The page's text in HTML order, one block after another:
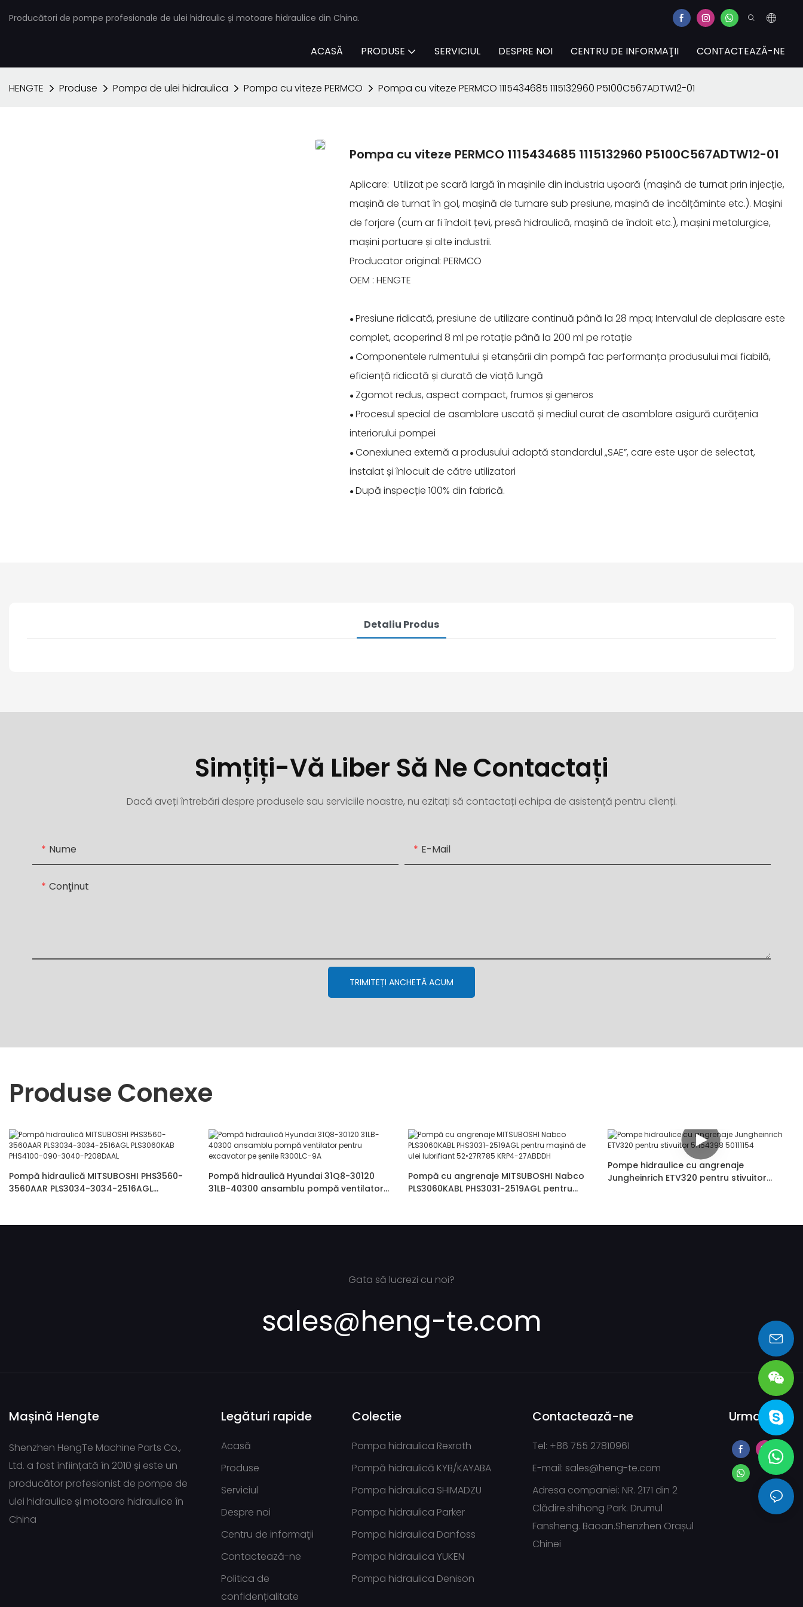
Producători de pompe profesionale de ulei hidraulic și motoare hidraulice din China.
ACASĂ PRODUSE SERVICIUL DESPRE NOI CENTRU DE INFORMAŢII CONTACTEAZĂ-NE
HENGTE Produse Pompa de ulei hidraulica Pompa cu viteze PERMCO Pompa cu viteze PERMCO 1115434685 1115132960 P5100C567ADTW12-01
Pompa cu viteze PERMCO 1115434685 1115132960 P5100C567ADTW12-01
Aplicare: Utilizat pe scară largă în mașinile din industria ușoară (mașină de turnat prin injecție,
mașină de turnat în gol, mașină de turnare sub presiune, mașină de încălțăminte etc.). Mașini
de forjare (cum ar fi îndoit țevi, presă hidraulică, mașină de îndoit etc.), mașini metalurgice,
mașini portuare și alte industrii.
Producator original: PERMCO
OEM : HENGTE
●Presiune ridicată, presiune de utilizare continuă până la 28 mpa; Intervalul de deplasare este
complet, acoperind 8 ml pe rotație până la 200 ml pe rotație
●Componentele rulmentului și etanșării din pompă fac performanța produsului mai fiabilă,
eficiență ridicată și durată de viață lungă
● Zgomot redus, aspect compact, frumos și generos
●Procesul special de asamblare uscată și mediul curat de asamblare asigură curățenia
interiorului pompei
●Conexiunea externă a produsului adoptă standardul „SAE”, care este ușor de selectat,
instalat și înlocuit de către utilizatori
●După inspecție 100% din fabrică.
Detaliu Produs
Simțiți-Vă Liber Să Ne Contactați
Dacă aveți întrebări despre produsele sau serviciile noastre, nu ezitați să contactați echipa de asistență pentru clienți.
Nume E-Mail
Conţinut
TRIMITEȚI ANCHETĂ ACUM
Produse Conexe
Pompă hidraulică MITSUBOSHI PHS3560-
3560AAR PLS3034-3034-2516AGL
Pompă hidraulică Hyundai 31Q8-30120
31LB-40300 ansamblu pompă ventilator
Pompă cu angrenaje MITSUBOSHI Nabco
PLS3060KABL PHS3031-2519AGL pentru
Pompe hidraulice cu angrenaje
Jungheinrich ETV320 pentru stivuitor
Gata să lucrezi cu noi?
sales@heng-te.com
Mașină Hengte
Shenzhen HengTe Machine Parts Co.,
Ltd. a fost înființată în 2010 și este un
producător profesionist de pompe de
ulei hidraulice și motoare hidraulice în
China
Legături rapide
Acasă
Produse
Serviciul
Despre noi
Centru de informaţii
Contactează-ne
Politica de
confidențialitate
Colectie
Pompa hidraulica Rexroth
Pompă hidraulică KYB/KAYABA
Pompa hidraulica SHIMADZU
Pompa hidraulica Parker
Pompa hidraulica Danfoss
Pompa hidraulica YUKEN
Pompa hidraulica Denison
Contactează-ne
Tel: +86 755 27810961
E-mail: sales@heng-te.com
Adresa companiei: NR. 2171 din 2
Clădire.shihong Park. Drumul
Fansheng. Baoan.Shenzhen Orașul
Chinei
Urmați-ne